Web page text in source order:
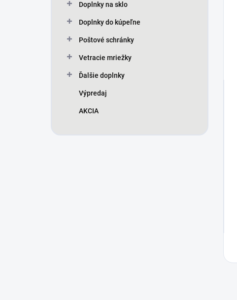
Doplnky na sklo
Doplnky do kúpeľne
Poštové schránky
Vetracie mriežky
Ďalšie doplnky
Výpredaj
AKCIA